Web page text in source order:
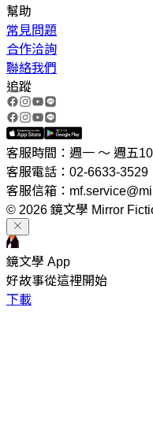
幫助
常見問題
合作洽詢
聯絡我們
追蹤
客服時間：週一 ～ 週五
客服電話：02-6633-3529
客服信箱：
© 2026 鏡文學 Mirror
鏡文學 App
好故事從這裡開始
下載